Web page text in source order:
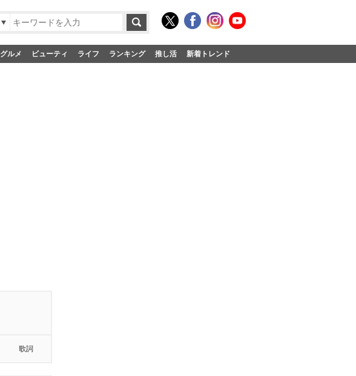
グルメ ビューティ ライフ ランキング 推し活 新着トレンド
歌詞